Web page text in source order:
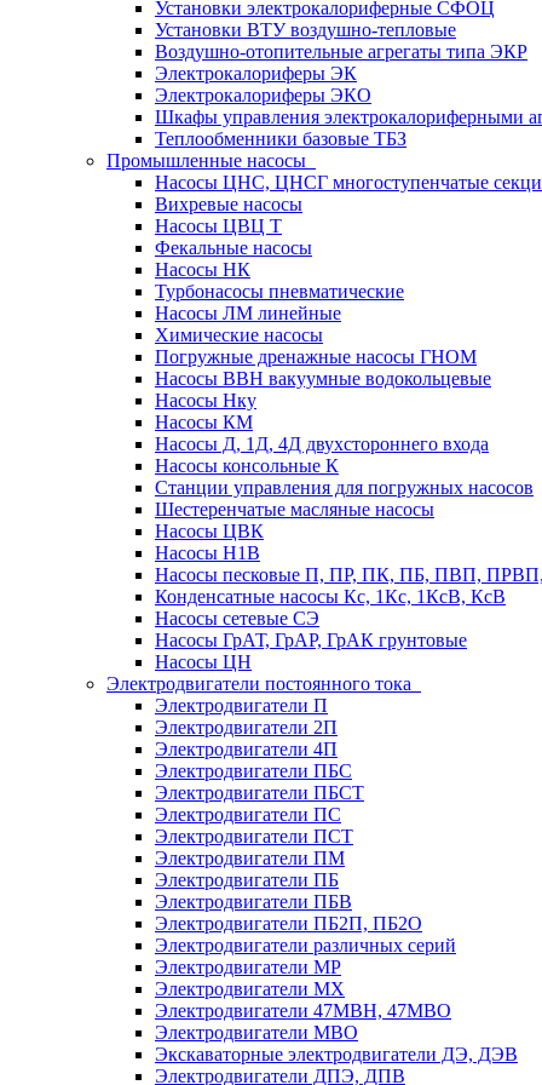
Установки электрокалориферные СФОЦ
Установки ВТУ воздушно-тепловые
Воздушно-отопительные агрегаты типа ЭКР
Электрокалориферы ЭК
Электрокалориферы ЭКО
Шкафы управления электрокалориферными
Теплообменники базовые ТБЗ
Промышленные насосы
Насосы ЦНС, ЦНСГ многоступенчатые
Вихревые насосы
Насосы ЦВЦ Т
Фекальные насосы
Насосы НК
Турбонасосы пневматические
Насосы ЛМ линейные
Химические насосы
Погружные дренажные насосы ГНОМ
Насосы ВВН вакуумные водокольцевые
Насосы Нку
Насосы КМ
Насосы Д, 1Д, 4Д двухстороннего входа
Насосы консольные К
Станции управления для погружных насосов
Шестеренчатые масляные насосы
Насосы ЦВК
Насосы Н1В
Насосы песковые П, ПР, ПК, ПБ, ПВП,
Конденсатные насосы Кс, 1Кс, 1КсВ, КсВ
Насосы сетевые СЭ
Насосы ГрАТ, ГрАР, ГрАК грунтовые
Насосы ЦН
Электродвигатели постоянного тока
Электродвигатели П
Электродвигатели 2П
Электродвигатели 4П
Электродвигатели ПБС
Электродвигатели ПБСТ
Электродвигатели ПС
Электродвигатели ПСТ
Электродвигатели ПМ
Электродвигатели ПБ
Электродвигатели ПБВ
Электродвигатели ПБ2П, ПБ2О
Электродвигатели различных серий
Электродвигатели МР
Электродвигатели MX
Электродвигатели 47MBH, 47МВО
Электродвигатели MBO
Экскаваторные электродвигатели ДЭ, ДЭВ
Электродвигатели ДПЭ, ДПВ